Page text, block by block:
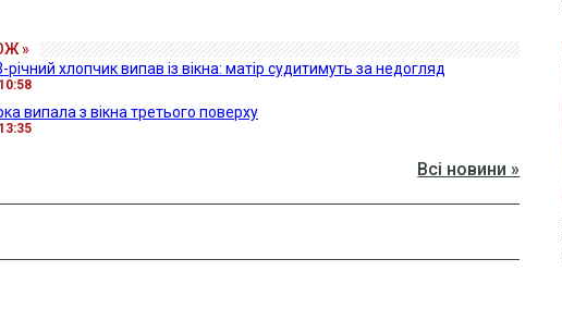
»
хлопчик випав із вікна: матір судитимуть за недогляд
випала з вікна третього поверху
Всі новини »